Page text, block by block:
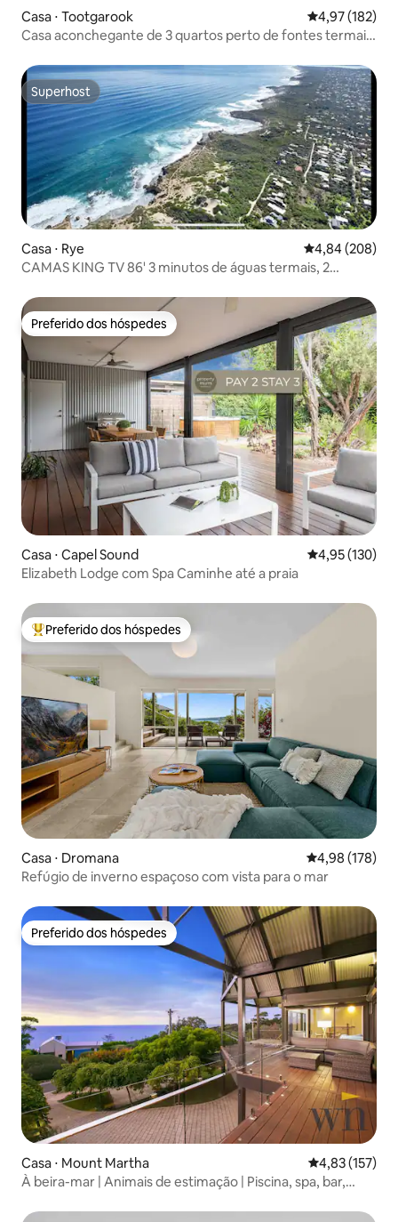
Casa ⋅ Tootgarook 4,97 de uma
4,97 (182)
Casa aconchegante de 3 quartos perto de fontes termais
Superhost
Superhost
Casa ⋅ Rye 4,84 de uma
4,84 (208)
CAMAS KING TV 86' 3 minutos de águas termais, 2
Preferido dos hóspedes
Preferido dos hóspedes
Casa ⋅ Capel Sound 4,95 de uma
4,95 (130)
Elizabeth Lodge com Spa Caminhe até a praia
Entre os melhores preferidos dos hóspedes
Preferido dos hóspedes
Casa ⋅ Dromana 4,98 de uma
4,98 (178)
Refúgio de inverno espaçoso com vista para o mar
Preferido dos hóspedes
Preferido dos hóspedes
Casa ⋅ Mount Martha 4,83 de uma
4,83 (157)
À beira-mar | Animais de estimação | Piscina, spa, bar,